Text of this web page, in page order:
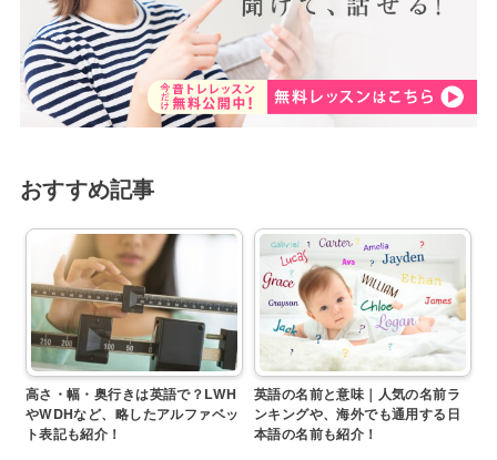
おすすめ記事
高さ・幅・奥行きは英語で？LWH
やWDHなど、略したアルファベッ
ト表記も紹介！
英語の名前と意味｜人気の名前ラ
ンキングや、海外でも通用する日
本語の名前も紹介！